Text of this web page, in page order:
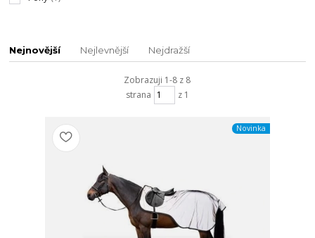
Nejnovější Nejlevnější Nejdražší
Zobrazuji 1-8 z 8
strana
z 1
Novinka